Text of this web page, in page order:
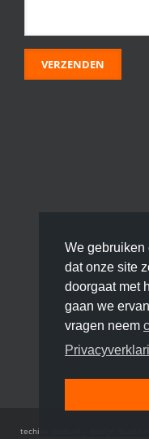
techiek
We gebruiken
dat onze site
doorgaat met
gaan we
vragen neem